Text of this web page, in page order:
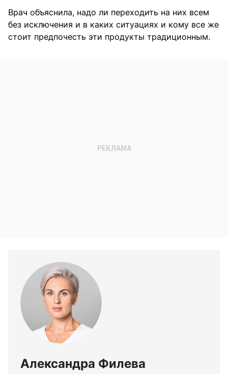
Врач объяснила, надо ли переходить на них всем
без исключения и в каких ситуациях и кому все же
стоит предпочесть эти продукты традиционным.
Александра Филева